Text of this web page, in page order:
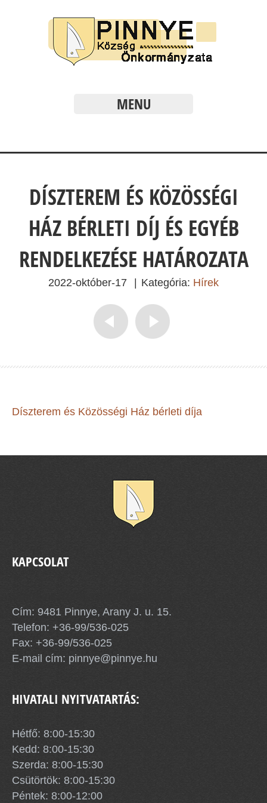
MENU
DÍSZTEREM ÉS KÖZÖSSÉGI
HÁZ BÉRLETI DÍJ ÉS EGYÉB
RENDELKEZÉSE HATÁROZATA
2022-október-17 Kategória: Hírek
Díszterem és Közösségi Ház bérleti díja
KAPCSOLAT
Cím: 9481 Pinnye, Arany J. u. 15.
Telefon: +36-99/536-025
Fax: +36-99/536-025
E-mail cím: pinnye@pinnye.hu
HIVATALI NYITVATARTÁS:
Hétfő: 8:00-15:30
Kedd: 8:00-15:30
Szerda: 8:00-15:30
Csütörtök: 8:00-15:30
Péntek: 8:00-12:00